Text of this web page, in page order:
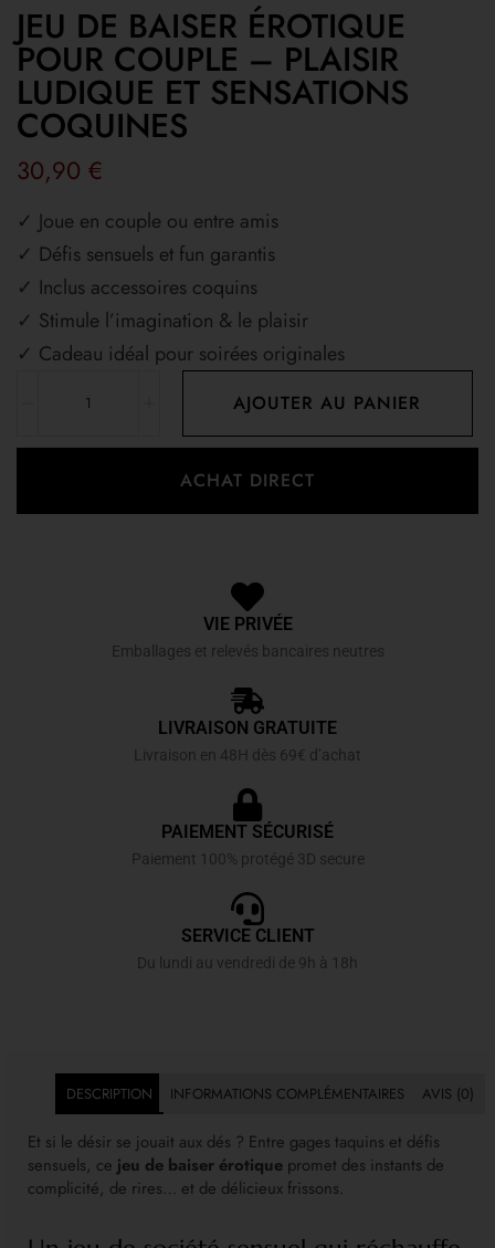
JEU DE BAISER ÉROTIQUE
POUR COUPLE – PLAISIR
LUDIQUE ET SENSATIONS
COQUINES
30,90 €
✓ Joue en couple ou entre amis
✓ Défis sensuels et fun garantis
✓ Inclus accessoires coquins
✓ Stimule l’imagination & le plaisir
✓ Cadeau idéal pour soirées originales
AJOUTER AU PANIER
ACHAT DIRECT
VIE PRIVÉE
Emballages et relevés bancaires neutres
LIVRAISON GRATUITE
Livraison en 48H dès 69€ d’achat
PAIEMENT SÉCURISÉ
Paiement 100% protégé 3D secure
SERVICE CLIENT
Du lundi au vendredi de 9h à 18h
DESCRIPTION INFORMATIONS COMPLÉMENTAIRES AVIS (0)
Et si le désir se jouait aux dés ? Entre gages taquins et défis
sensuels, ce jeu de baiser érotique promet des instants de
complicité, de rires… et de délicieux frissons.